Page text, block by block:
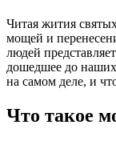
Читая жития
мощей и
людей
дошедшее до
на самом деле, и
Что такое